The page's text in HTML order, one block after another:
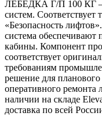
ЛЕБЕДКА Г/П 100 КГ —
систем.
«Безопасность
система
кабины. Компонент
соответствует
требованиям
решение для
оперативного ремонта
наличии на складе
доставка по всей